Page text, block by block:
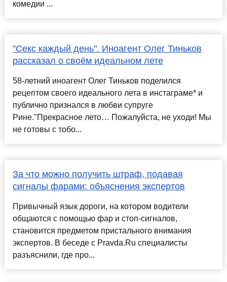
комедии ...
"Секс каждый день". Иноагент Олег Тиньков
рассказал о своём идеальном лете
58-летний иноагент Олег Тиньков поделился
рецептом своего идеального лета в инстаграме* и
публично признался в любви супруге
Рине."Прекрасное лето… Пожалуйста, не уходи! Мы
не готовы с тобо...
За что можно получить штраф, подавая
сигналы фарами: объяснения экспертов
Привычный язык дороги, на котором водители
общаются с помощью фар и стоп-сигналов,
становится предметом пристального внимания
экспертов. В беседе с Pravda.Ru специалисты
разъяснили, где про...